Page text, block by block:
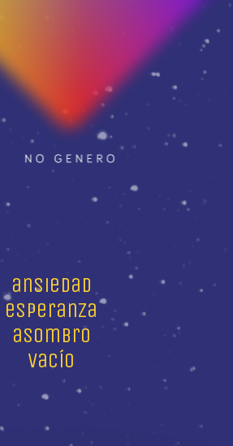
ansiedad
esperanza
asombro
vacío